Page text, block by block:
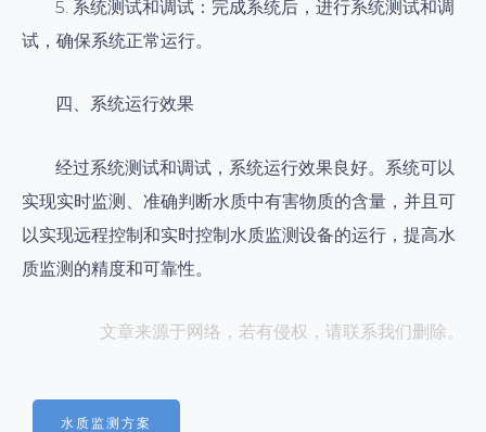
5. 系统测试和调试：完成系统后，进行系统测试和调
试，确保系统正常运行。
四、系统运行效果
经过系统测试和调试，系统运行效果良好。系统可以
实现实时监测、准确判断水质中有害物质的含量，并且可
以实现远程控制和实时控制水质监测设备的运行，提高水
质监测的精度和可靠性。
文章来源于网络，若有侵权，请联系我们删除。
水质监测方案